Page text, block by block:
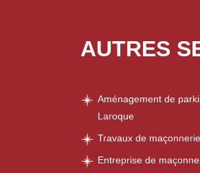
AUTRES
Aménagement de
Laroque
Travaux de
Entreprise de